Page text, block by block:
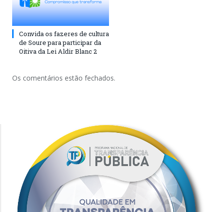
Convida os fazeres de cultura
de Soure para participar da
Oitiva da Lei Aldir Blanc 2
Os comentários estão fechados.